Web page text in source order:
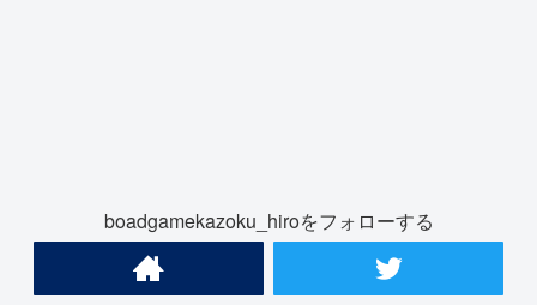
boadgamekazoku_hiroをフォローする